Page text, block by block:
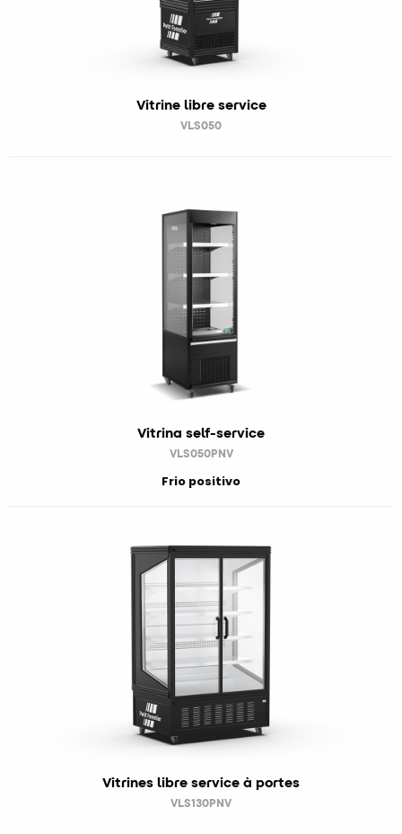
Vitrine libre service
VLS050
Vitrina self-service
VLS050PNV
Frio positivo
Vitrines libre service à portes
VLS130PNV